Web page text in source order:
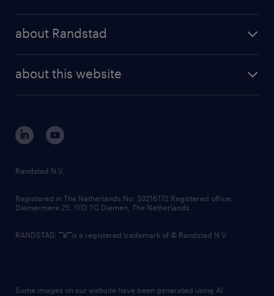
randstad professional
randstad digital
results and reports
about Randstad
corporate governance
randstad innovation fund
country websites
about this website
Randstad N.V.
Registered in The Netherlands No: 33216172 Registered office:
Diemermere 25, 1112 TC Diemen, The Netherlands.
RANDSTAD, is a registered trademark of © Randstad N.V.
Some images on our website have been generated using AI.